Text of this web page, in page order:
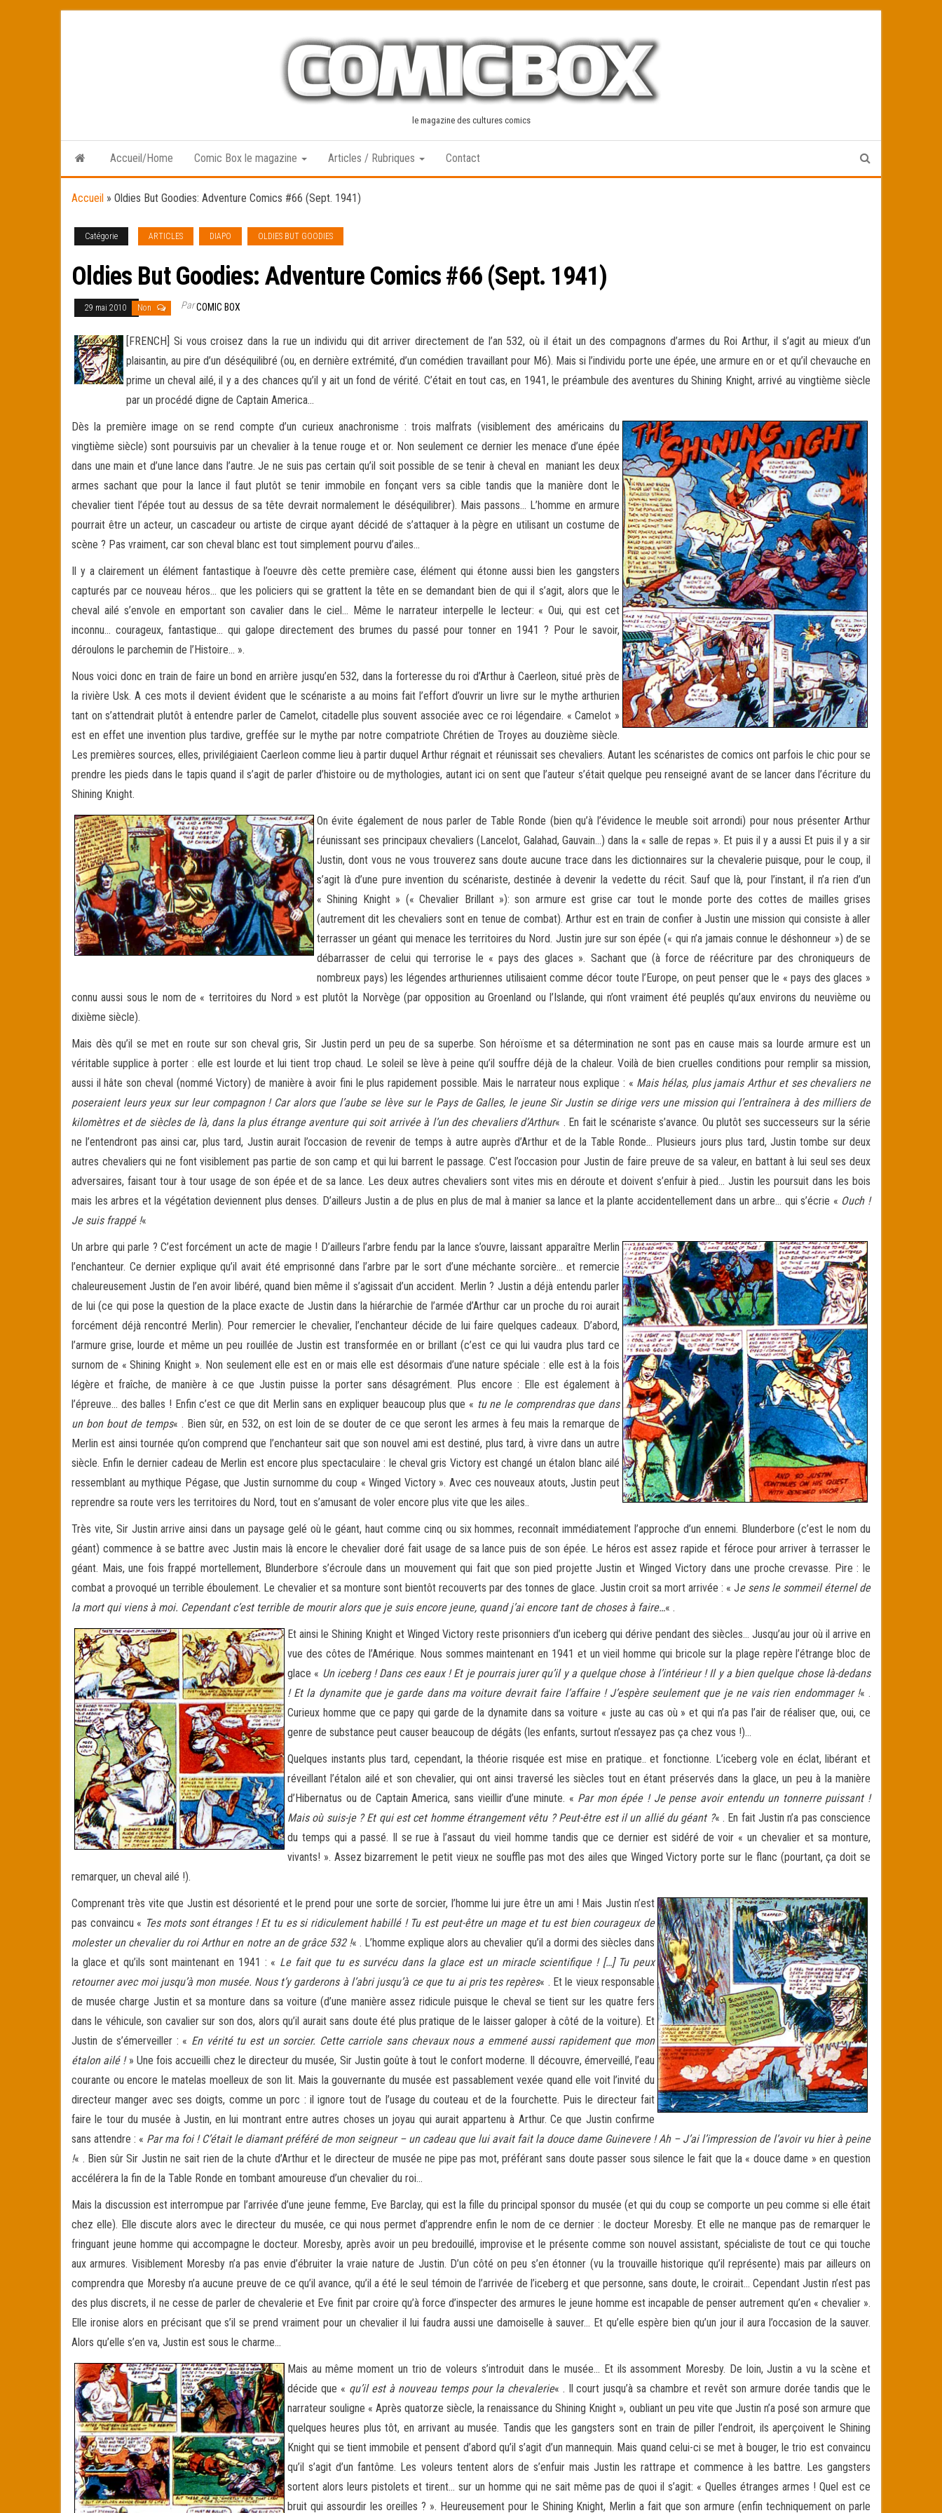
le magazine des cultures comics
Accueil/Home Comic Box le magazine Articles / Rubriques Contact
Accueil » Oldies But Goodies: Adventure Comics #66 (Sept. 1941)
Catégorie ARTICLES DIAPO OLDIES BUT GOODIES
Oldies But Goodies: Adventure Comics #66 (Sept. 1941)
29 mai 2010 Non ParCOMIC BOX
[FRENCH] Si vous croisez dans la rue un individu qui dit arriver directement de l’an 532, où il était un des compagnons d’armes du Roi Arthur, il s’agit au mieux d’un
plaisantin, au pire d’un déséquilibré (ou, en dernière extrémité, d’un comédien travaillant pour M6). Mais si l’individu porte une épée, une armure en or et qu’il chevauche en
prime un cheval ailé, il y a des chances qu’il y ait un fond de vérité. C’était en tout cas, en 1941, le préambule des aventures du Shining Knight, arrivé au vingtième siècle
par un procédé digne de Captain America…
Dès la première image on se rend compte d’un curieux anachronisme : trois malfrats (visiblement des américains du
vingtième siècle) sont poursuivis par un chevalier à la tenue rouge et or. Non seulement ce dernier les menace d’une épée
dans une main et d’une lance dans l’autre. Je ne suis pas certain qu’il soit possible de se tenir à cheval en maniant les deux
armes sachant que pour la lance il faut plutôt se tenir immobile en fonçant vers sa cible tandis que la manière dont le
chevalier tient l’épée tout au dessus de sa tête devrait normalement le déséquilibrer). Mais passons… L’homme en armure
pourrait être un acteur, un cascadeur ou artiste de cirque ayant décidé de s’attaquer à la pègre en utilisant un costume de
scène ? Pas vraiment, car son cheval blanc est tout simplement pourvu d’ailes…
Il y a clairement un élément fantastique à l’oeuvre dès cette première case, élément qui étonne aussi bien les gangsters
capturés par ce nouveau héros… que les policiers qui se grattent la tête en se demandant bien de qui il s’agit, alors que le
cheval ailé s’envole en emportant son cavalier dans le ciel… Même le narrateur interpelle le lecteur: « Oui, qui est cet
inconnu… courageux, fantastique… qui galope directement des brumes du passé pour tonner en 1941 ? Pour le savoir,
déroulons le parchemin de l’Histoire… ».
Nous voici donc en train de faire un bond en arrière jusqu’en 532, dans la forteresse du roi d’Arthur à Caerleon, situé près de
la rivière Usk. A ces mots il devient évident que le scénariste a au moins fait l’effort d’ouvrir un livre sur le mythe arthurien
tant on s’attendrait plutôt à entendre parler de Camelot, citadelle plus souvent associée avec ce roi légendaire. « Camelot »
est en effet une invention plus tardive, greffée sur le mythe par notre compatriote Chrétien de Troyes au douzième siècle.
Les premières sources, elles, privilégiaient Caerleon comme lieu à partir duquel Arthur régnait et réunissait ses chevaliers. Autant les scénaristes de comics ont parfois le chic pour se
prendre les pieds dans le tapis quand il s’agit de parler d’histoire ou de mythologies, autant ici on sent que l’auteur s’était quelque peu renseigné avant de se lancer dans l’écriture du
Shining Knight.
On évite également de nous parler de Table Ronde (bien qu’à l’évidence le meuble soit arrondi) pour nous présenter Arthur
réunissant ses principaux chevaliers (Lancelot, Galahad, Gauvain…) dans la « salle de repas ». Et puis il y a aussi Et puis il y a sir
Justin, dont vous ne vous trouverez sans doute aucune trace dans les dictionnaires sur la chevalerie puisque, pour le coup, il
s’agit là d’une pure invention du scénariste, destinée à devenir la vedette du récit. Sauf que là, pour l’instant, il n’a rien d’un
« Shining Knight » (« Chevalier Brillant »): son armure est grise car tout le monde porte des cottes de mailles grises
(autrement dit les chevaliers sont en tenue de combat). Arthur est en train de confier à Justin une mission qui consiste à aller
terrasser un géant qui menace les territoires du Nord. Justin jure sur son épée (« qui n’a jamais connue le déshonneur ») de se
débarrasser de celui qui terrorise le « pays des glaces ». Sachant que (à force de réécriture par des chroniqueurs de
nombreux pays) les légendes arthuriennes utilisaient comme décor toute l’Europe, on peut penser que le « pays des glaces »
connu aussi sous le nom de « territoires du Nord » est plutôt la Norvège (par opposition au Groenland ou l’Islande, qui n’ont vraiment été peuplés qu’aux environs du neuvième ou
dixième siècle).
Mais dès qu’il se met en route sur son cheval gris, Sir Justin perd un peu de sa superbe. Son héroïsme et sa détermination ne sont pas en cause mais sa lourde armure est un
véritable supplice à porter : elle est lourde et lui tient trop chaud. Le soleil se lève à peine qu’il souffre déjà de la chaleur. Voilà de bien cruelles conditions pour remplir sa mission,
aussi il hâte son cheval (nommé Victory) de manière à avoir fini le plus rapidement possible. Mais le narrateur nous explique : « Mais hélas, plus jamais Arthur et ses chevaliers ne
poseraient leurs yeux sur leur compagnon ! Car alors que l’aube se lève sur le Pays de Galles, le jeune Sir Justin se dirige vers une mission qui l’entraînera à des milliers de
kilomètres et de siècles de là, dans la plus étrange aventure qui soit arrivée à l’un des chevaliers d’Arthur« . En fait le scénariste s’avance. Ou plutôt ses successeurs sur la série
ne l’entendront pas ainsi car, plus tard, Justin aurait l’occasion de revenir de temps à autre auprès d’Arthur et de la Table Ronde… Plusieurs jours plus tard, Justin tombe sur deux
autres chevaliers qui ne font visiblement pas partie de son camp et qui lui barrent le passage. C’est l’occasion pour Justin de faire preuve de sa valeur, en battant à lui seul ses deux
adversaires, faisant tour à tour usage de son épée et de sa lance. Les deux autres chevaliers sont vites mis en déroute et doivent s’enfuir à pied… Justin les poursuit dans les bois
mais les arbres et la végétation deviennent plus denses. D’ailleurs Justin a de plus en plus de mal à manier sa lance et la plante accidentellement dans un arbre… qui s’écrie « Ouch !
Je suis frappé !«
Un arbre qui parle ? C’est forcément un acte de magie ! D’ailleurs l’arbre fendu par la lance s’ouvre, laissant apparaître Merlin
l’enchanteur. Ce dernier explique qu’il avait été emprisonné dans l’arbre par le sort d’une méchante sorcière… et remercie
chaleureusement Justin de l’en avoir libéré, quand bien même il s’agissait d’un accident. Merlin ? Justin a déjà entendu parler
de lui (ce qui pose la question de la place exacte de Justin dans la hiérarchie de l’armée d’Arthur car un proche du roi aurait
forcément déjà rencontré Merlin). Pour remercier le chevalier, l’enchanteur décide de lui faire quelques cadeaux. D’abord,
l’armure grise, lourde et même un peu rouillée de Justin est transformée en or brillant (c’est ce qui lui vaudra plus tard ce
surnom de « Shining Knight ». Non seulement elle est en or mais elle est désormais d’une nature spéciale : elle est à la fois
légère et fraîche, de manière à ce que Justin puisse la porter sans désagrément. Plus encore : Elle est également à
l’épreuve… des balles ! Enfin c’est ce que dit Merlin sans en expliquer beaucoup plus que « tu ne le comprendras que dans
un bon bout de temps« . Bien sûr, en 532, on est loin de se douter de ce que seront les armes à feu mais la remarque de
Merlin est ainsi tournée qu’on comprend que l’enchanteur sait que son nouvel ami est destiné, plus tard, à vivre dans un autre
siècle. Enfin le dernier cadeau de Merlin est encore plus spectaculaire : le cheval gris Victory est changé un étalon blanc ailé
ressemblant au mythique Pégase, que Justin surnomme du coup « Winged Victory ». Avec ces nouveaux atouts, Justin peut
reprendre sa route vers les territoires du Nord, tout en s’amusant de voler encore plus vite que les ailes..
Très vite, Sir Justin arrive ainsi dans un paysage gelé où le géant, haut comme cinq ou six hommes, reconnaît immédiatement l’approche d’un ennemi. Blunderbore (c’est le nom du
géant) commence à se battre avec Justin mais là encore le chevalier doré fait usage de sa lance puis de son épée. Le héros est assez rapide et féroce pour arriver à terrasser le
géant. Mais, une fois frappé mortellement, Blunderbore s’écroule dans un mouvement qui fait que son pied projette Justin et Winged Victory dans une proche crevasse. Pire : le
combat a provoqué un terrible éboulement. Le chevalier et sa monture sont bientôt recouverts par des tonnes de glace. Justin croit sa mort arrivée : « Je sens le sommeil éternel de
la mort qui viens à moi. Cependant c’est terrible de mourir alors que je suis encore jeune, quand j’ai encore tant de choses à faire…« .
Et ainsi le Shining Knight et Winged Victory reste prisonniers d’un iceberg qui dérive pendant des siècles… Jusqu’au jour où il arrive en
vue des côtes de l’Amérique. Nous sommes maintenant en 1941 et un vieil homme qui bricole sur la plage repère l’étrange bloc de
glace « Un iceberg ! Dans ces eaux ! Et je pourrais jurer qu’il y a quelque chose à l’intérieur ! Il y a bien quelque chose là-dedans
! Et la dynamite que je garde dans ma voiture devrait faire l’affaire ! J’espère seulement que je ne vais rien endommager !« .
Curieux homme que ce papy qui garde de la dynamite dans sa voiture « juste au cas où » et qui n’a pas l’air de réaliser que, oui, ce
genre de substance peut causer beaucoup de dégâts (les enfants, surtout n’essayez pas ça chez vous !)…
Quelques instants plus tard, cependant, la théorie risquée est mise en pratique.. et fonctionne. L’iceberg vole en éclat, libérant et
réveillant l’étalon ailé et son chevalier, qui ont ainsi traversé les siècles tout en étant préservés dans la glace, un peu à la manière
d’Hibernatus ou de Captain America, sans vieillir d’une minute. « Par mon épée ! Je pense avoir entendu un tonnerre puissant !
Mais où suis-je ? Et qui est cet homme étrangement vêtu ? Peut-être est il un allié du géant ?« . En fait Justin n’a pas conscience
du temps qui a passé. Il se rue à l’assaut du vieil homme tandis que ce dernier est sidéré de voir « un chevalier et sa monture,
vivants! ». Assez bizarrement le petit vieux ne souffle pas mot des ailes que Winged Victory porte sur le flanc (pourtant, ça doit se
remarquer, un cheval ailé !).
Comprenant très vite que Justin est désorienté et le prend pour une sorte de sorcier, l’homme lui jure être un ami ! Mais Justin n’est
pas convaincu « Tes mots sont étranges ! Et tu es si ridiculement habillé ! Tu est peut-être un mage et tu est bien courageux de
molester un chevalier du roi Arthur en notre an de grâce 532 !« . L’homme explique alors au chevalier qu’il a dormi des siècles dans
la glace et qu’ils sont maintenant en 1941 : « Le fait que tu es survécu dans la glace est un miracle scientifique ! […] Tu peux
retourner avec moi jusqu’à mon musée. Nous t’y garderons à l’abri jusqu’à ce que tu ai pris tes repères« . Et le vieux responsable
de musée charge Justin et sa monture dans sa voiture (d’une manière assez ridicule puisque le cheval se tient sur les quatre fers
dans le véhicule, son cavalier sur son dos, alors qu’il aurait sans doute été plus pratique de le laisser galoper à côté de la voiture). Et
Justin de s’émerveiller : « En vérité tu est un sorcier. Cette carriole sans chevaux nous a emmené aussi rapidement que mon
étalon ailé !» Une fois accueilli chez le directeur du musée, Sir Justin goûte à tout le confort moderne. Il découvre, émerveillé, l’eau
courante ou encore le matelas moelleux de son lit. Mais la gouvernante du musée est passablement vexée quand elle voit l’invité du
directeur manger avec ses doigts, comme un porc : il ignore tout de l’usage du couteau et de la fourchette. Puis le directeur fait
faire le tour du musée à Justin, en lui montrant entre autres choses un joyau qui aurait appartenu à Arthur. Ce que Justin confirme
sans attendre : « Par ma foi ! C’était le diamant préféré de mon seigneur – un cadeau que lui avait fait la douce dame Guinevere ! Ah – J’ai l’impression de l’avoir vu hier à peine
!« . Bien sûr Sir Justin ne sait rien de la chute d’Arthur et le directeur de musée ne pipe pas mot, préférant sans doute passer sous silence le fait que la « douce dame » en question
accélérera la fin de la Table Ronde en tombant amoureuse d’un chevalier du roi…
Mais la discussion est interrompue par l’arrivée d’une jeune femme, Eve Barclay, qui est la fille du principal sponsor du musée (et qui du coup se comporte un peu comme si elle était
chez elle). Elle discute alors avec le directeur du musée, ce qui nous permet d’apprendre enfin le nom de ce dernier : le docteur Moresby. Et elle ne manque pas de remarquer le
fringuant jeune homme qui accompagne le docteur. Moresby, après avoir un peu bredouillé, improvise et le présente comme son nouvel assistant, spécialiste de tout ce qui touche
aux armures. Visiblement Moresby n’a pas envie d’ébruiter la vraie nature de Justin. D’un côté on peu s’en étonner (vu la trouvaille historique qu’il représente) mais par ailleurs on
comprendra que Moresby n’a aucune preuve de ce qu’il avance, qu’il a été le seul témoin de l’arrivée de l’iceberg et que personne, sans doute, le croirait… Cependant Justin n’est pas
des plus discrets, il ne cesse de parler de chevalerie et Eve finit par croire qu’à force d’inspecter des armures le jeune homme est incapable de penser autrement qu’en « chevalier ».
Elle ironise alors en précisant que s’il se prend vraiment pour un chevalier il lui faudra aussi une damoiselle à sauver… Et qu’elle espère bien qu’un jour il aura l’occasion de la sauver.
Alors qu’elle s’en va, Justin est sous le charme…
Mais au même moment un trio de voleurs s’introduit dans le musée… Et ils assomment Moresby. De loin, Justin a vu la scène et
décide que « qu’il est à nouveau temps pour la chevalerie« . Il court jusqu’à sa chambre et revêt son armure dorée tandis que le
narrateur souligne « Après quatorze siècle, la renaissance du Shining Knight », oubliant un peu vite que Justin n’a posé son armure que
quelques heures plus tôt, en arrivant au musée. Tandis que les gangsters sont en train de piller l’endroit, ils aperçoivent le Shining
Knight qui se tient immobile et pensent d’abord qu’il s’agit d’un mannequin. Mais quand celui-ci se met à bouger, le trio est convaincu
qu’il s’agit d’un fantôme. Les voleurs tentent alors de s’enfuir mais Justin les rattrape et commence à les battre. Les gangsters
sortent alors leurs pistolets et tirent… sur un homme qui ne sait même pas de quoi il s’agit: « Quelles étranges armes ! Quel est ce
bruit qui assourdir les oreilles ? ». Heureusement pour le Shining Knight, Merlin a fait que son armure (enfin techniquement on parle